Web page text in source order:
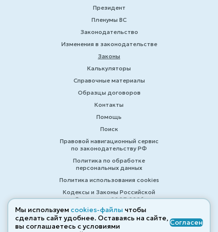
Президент
Пленумы ВС
Законодательство
Изменения в законодательстве
Законы
Калькуляторы
Справочные материалы
Образцы договоров
Контакты
Помощь
Поиск
Правовой навигационный сервис
по законодательству РФ
Политика по обработке
персональных данных
Политика использования cookies
Кодексы и Законы Российской
Федерации 2007-2026
© ZAKONRF.INFO
Мы используем cookies-файлы чтобы
сделать сайт удобнее. Оставаясь на сайте,
вы соглашаетесь с условиями
Согласен